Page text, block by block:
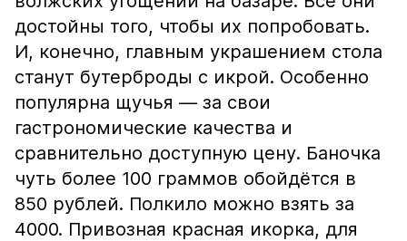
достойны того, чтобы их попробовать.
И, конечно, главным украшением стола
станут бутерброды с икрой. Особенно
популярна щучья — за свои
гастрономические качества и
сравнительно доступную цену. Баночка
чуть более 100 граммов обойдётся в
850 рублей. Полкило можно взять за
4000. Привозная красная икорка, для